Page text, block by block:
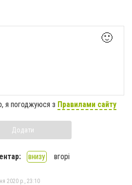
🙂
я погоджуюся з Правилами сайту
Додати
внизу вгорі
2020 р., 23:10